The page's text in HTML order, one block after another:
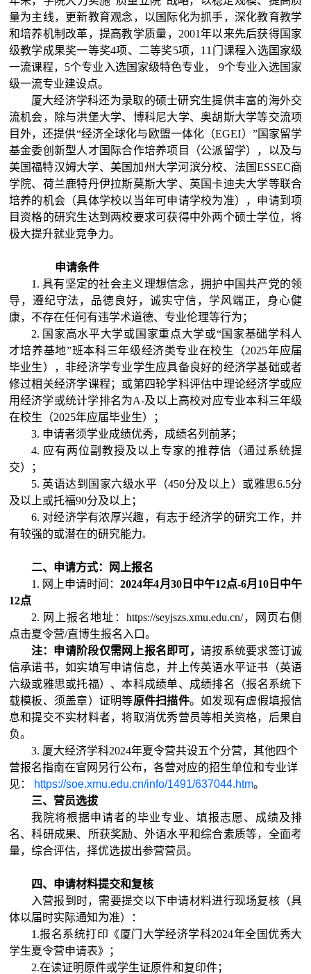
量为主线，更新教育观念，以国际化为抓手，深化教育教学
和培养机制改革，提高教学质量，2001年以来先后获得国家
级教学成果奖一等奖4项、二等奖5项， 1 1 门课程入选国家级
一流课程， 5个专业入选国家级特色专业， 9个专业入选国家
级一流专业建设点。
厦大经济学科还为录取的硕士研究生提供丰富的海外交
流机会，
除与洪堡大学、博科尼大学、奥胡斯大学等交流项
目外，还提供“经济全球化与欧盟一体化（EGEI）”国家留学
基金委创新型人才国际合作培养项目（公派留学），以及与
美国福特汉姆大学、美国加州大学河滨分校、法国ESSEC商
学院、荷兰鹿特丹伊拉斯莫斯大学、英国卡迪夫大学等联合
培养的机会（具体学校以当年可申请学校为准），申请到项
目资格的研究生达到两校要求可获得中外两个硕士学位，将
极大提升就业竞争力。
申请条件
1. 具有坚定的社会主义理想信念，拥护中国共产党的领
导，遵纪守法，品德良好，诚实守信，学风端正，身心健
康， 不存在任何有违学术道德、专业伦理等行为；
2. 国家高水平大学或 国家重点大学或“国家基础学科人
才培养基地”班本科三年级经济类专业在校生（2025年应届
毕业生）
，非经济学专业学生应具备良好的经济学基础或者
修过相关经济学课程 ； 或第四轮学科评估中理论经济学或应
用经济学或统计学排名为A-及以上高校对应专业本科三年级
在校生（2025年应届毕业生）
；
3. 申请者须学业成绩优秀，成绩名列前茅 ；
4. 应有两位副教授及以上专家的推荐信（通过系统提
交）；
5. 英语达到国家六级水平（450分及以上） 或雅思6.5分
及以上或托福90分及以上 ；
6. 对经济学有浓厚兴趣，有志于经济学的研究工作，并
有较强的或潜在的研究能力。
二、申请方式：网上报名
1. 网上申请时间：2024年4月 30日中午12点-6月 10 日中午
12点
2. 网上报名地址： https://seyjszs.xmu.edu.cn/，
网页右侧
点击夏令营/直博生报名入口。
注：申请阶段仅需网上报名即可，请按系统要求签订诚
信承诺书，如实填写申请信息，并上传英语水平证书（英语
六级或雅思或托福）、本科成绩单、成绩排名（报名系统下
载模板、须盖章）证明等原件扫描件。如发现有虚假填报信
息和提交不实材料者，将取消优秀营员等相关资格，后果自
负。
3. 厦大经济学科2024年夏令营共设五个分营，其他四个
营报名指南在官网另行公布，各营对应的招生单位和专业详
见：
https://soe.xmu.edu.cn/info/1491/637044.htm。
三、营员选拔
我院将根据申请者的毕业专业、填报志愿、成绩及排
名、科研成果、所获奖励、外语水平和综合素质等，全面考
量，综合评估，择优选拔出参营营员。
四、申请材料提交和复核
入营报到时， 需要提交以下申请材料进行现场复核（具
体以届时实际通知为准）：
1.报名系统打印《厦门大学经济学科2024年全国优秀大
学生夏令营申请表》；
2.在读证明原件或学生证原件和复印件；